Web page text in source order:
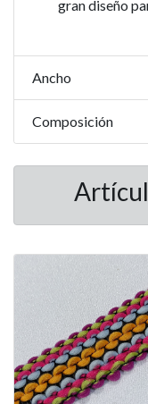
gran diseño
Ancho
Composición